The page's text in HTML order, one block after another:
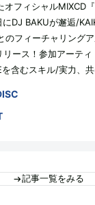
フィシャルMIXCD
DJ BAKUが邂逅/
のフィーチャリング
リース！参加アーティ
含むスキル/実力、
記事一覧をみる